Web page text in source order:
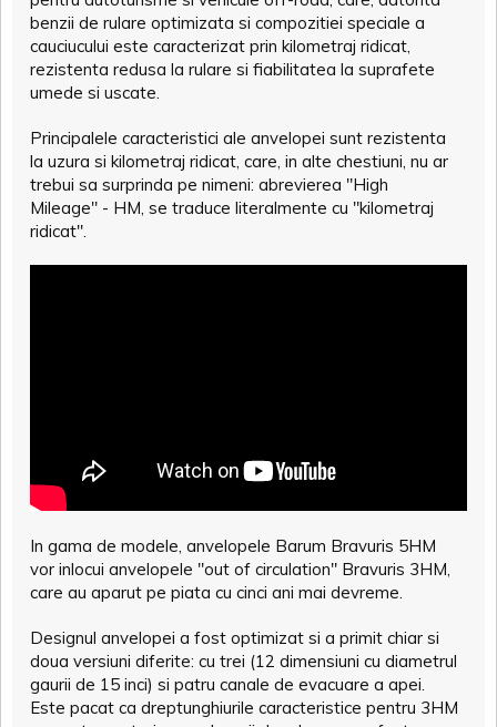
benzii de rulare optimizata si compozitiei speciale a
cauciucului este caracterizat prin kilometraj ridicat,
rezistenta redusa la rulare si fiabilitatea la suprafete
umede si uscate.
Principalele caracteristici ale anvelopei sunt rezistenta
la uzura si kilometraj ridicat, care, in alte chestiuni, nu ar
trebui sa surprinda pe nimeni: abrevierea "High
Mileage" - HM, se traduce literalmente cu "kilometraj
ridicat".
In gama de modele, anvelopele Barum Bravuris 5HM
vor inlocui anvelopele "out of circulation" Bravuris 3HM,
care au aparut pe piata cu cinci ani mai devreme.
Designul anvelopei a fost optimizat si a primit chiar si
doua versiuni diferite: cu trei (12 dimensiuni cu diametrul
gaurii de 15 inci) si patru canale de evacuare a apei.
Este pacat ca dreptunghiurile caracteristice pentru 3HM